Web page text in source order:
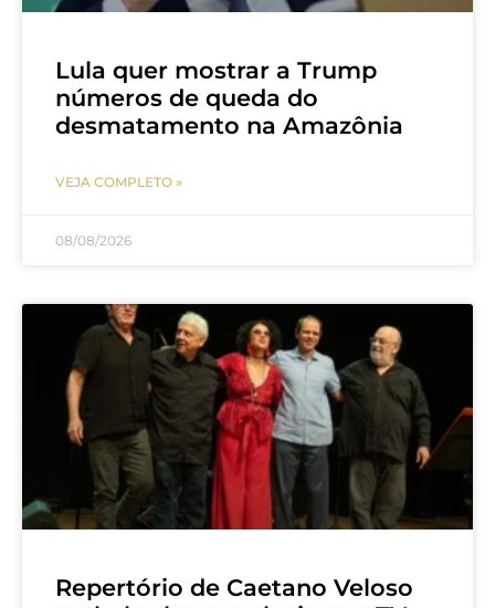
Lula quer mostrar a Trump
números de queda do
desmatamento na Amazônia
VEJA COMPLETO »
08/08/2026
Repertório de Caetano Veloso